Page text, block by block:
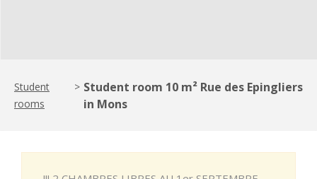
Student
rooms
> Student room 10 m² Rue des Epingliers
in Mons